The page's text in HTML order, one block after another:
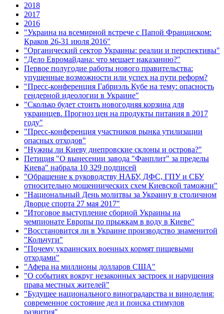
2018
2017
2016
"Украина на всемирной встрече с Папой Франциском:
Краков 26-31 июля 2016"
"Органический сектор Украины: реалии и перспективы"
"Дело Евромайдана: что мешает наказанию?"
Первое полугодие работы нового правительства:
упущенные возможности или успех на пути реформ?
"Пресс-конференция Габриэль Кубе на тему: опасность
гендерной идеологии в Украине"
"Сколько будет стоить новогодняя корзина для
украинцев. Прогноз цен на продукты питания в 2017
году"
"Пресс-конференция участников рынка утилизации
опасных отходов"
"Нужны ли Киеву днепровские склоны и острова?"
Петиция "О вынесении завода "Фанплит" за пределы
Киева" набрала 10 329 подписей
"Обращение к руководству НАБУ, ДФС, ГПУ и СБУ
относительно мошеннических схем Киевской таможни"
"Национальный День молитвы за Украину в столичном
Дворце спорта 27 мая 2017"
"Итоговое выступление сборной Украины на
чемпионате Европы по прыжкам в воду в Киеве"
"Восстановится ли в Украине производство знаменитой
"Кольчуги"
"Почему украинских военных кормят пищевыми
отходами"
"Афера на миллионы долларов США"
"О событиях вокруг незаконных застроек и нарушения
права местных жителей"
"Будущее национального виноградарства и виноделия:
современное состояние дел и поиска стимулов
развития"